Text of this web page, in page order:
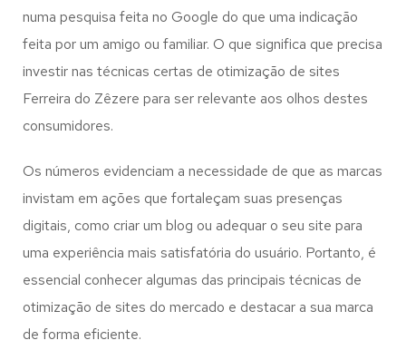
numa pesquisa feita no Google do que uma indicação
feita por um amigo ou familiar. O que significa que precisa
investir nas técnicas certas de otimização de sites
Ferreira do Zêzere para ser relevante aos olhos destes
consumidores.
Os números evidenciam a necessidade de que as marcas
invistam em ações que fortaleçam suas presenças
digitais, como criar um blog ou adequar o seu site para
uma experiência mais satisfatória do usuário. Portanto, é
essencial conhecer algumas das principais técnicas de
otimização de sites do mercado e destacar a sua marca
de forma eficiente.